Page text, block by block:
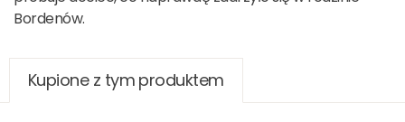
Bordenów.
Kupione z tym produktem